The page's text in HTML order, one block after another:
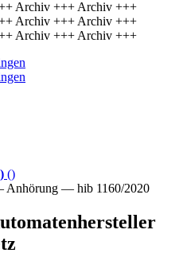
Archiv +++ Archiv +++
Archiv +++ Archiv +++
Archiv +++ Archiv +++
()
Anhörung — hib 1160/2020